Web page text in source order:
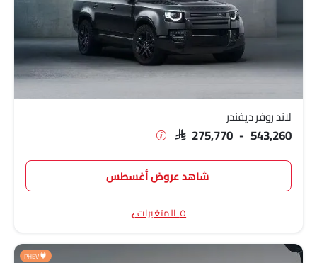
لاند روفر ديفندر
SAR 275,770 - 543,260
شاهد عروض أغسطس
٥ المتغيرات
PHEV